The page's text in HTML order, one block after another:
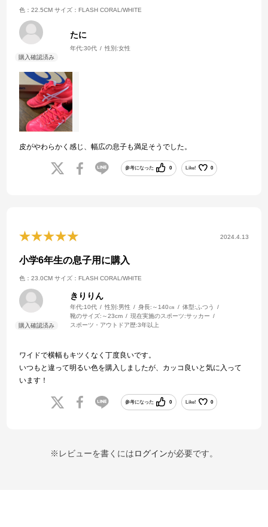
色：22.5CM サイズ：FLASH CORAL/WHITE
たに
年代:30代 性別:女性
皮がやわらかく感じ、幅広の息子も満足そうでした。
参考になった 0 Like! 0
2024.4.13
小学6年生の息子用に購入
色：23.0CM サイズ：FLASH CORAL/WHITE
きりりん
年代:10代 性別:男性 身長: ～140㎝ 体型: ふつう
靴のサイズ: ～23cm 現在実施のスポーツ:サッカー
スポーツ・アウトドア歴:3年以上
ワイドで横幅もキツくなく丁度良いです。
いつもと違って明るい色を購入しましたが、カッコ良いと気に入って
います！
参考になった 0 Like! 0
※レビューを書くにはログインが必要です。